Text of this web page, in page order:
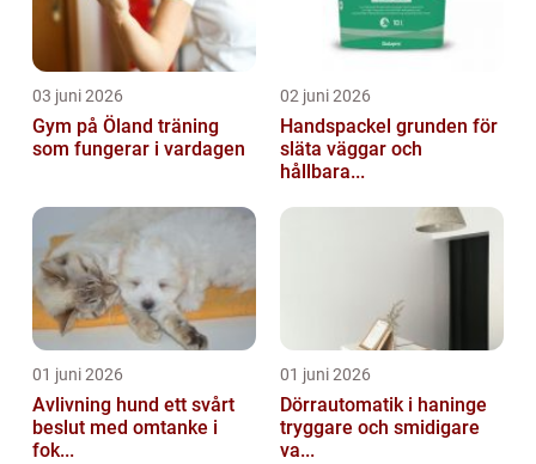
03 juni 2026
Gym på Öland träning
som fungerar i vardagen
02 juni 2026
Handspackel grunden för
släta väggar och
hållbara...
01 juni 2026
Avlivning hund ett svårt
beslut med omtanke i
fok...
01 juni 2026
Dörrautomatik i haninge
tryggare och smidigare
va...